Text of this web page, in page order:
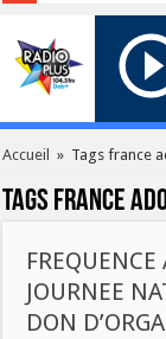
Accueil » Tags france
Tags france
JOURNEE
DON